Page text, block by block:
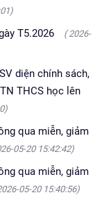
T5.2026
( 2026-
diện chính sách,
THCS học lên
qua miễn, giảm
05-20 15:42:42)
qua miễn, giảm
05-20 15:40:56)